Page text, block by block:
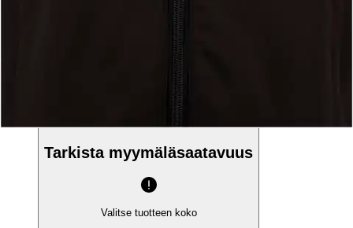
Ilmainen toimitus yli 100 €:n tilauksille
Postin pakettiautomaattiin tai
Etu ei koske Suuri‑lisäpalvelulla toimitettavia tuotteita.
Tarkista myymäläsaatavuus
Valitse tuotteen koko